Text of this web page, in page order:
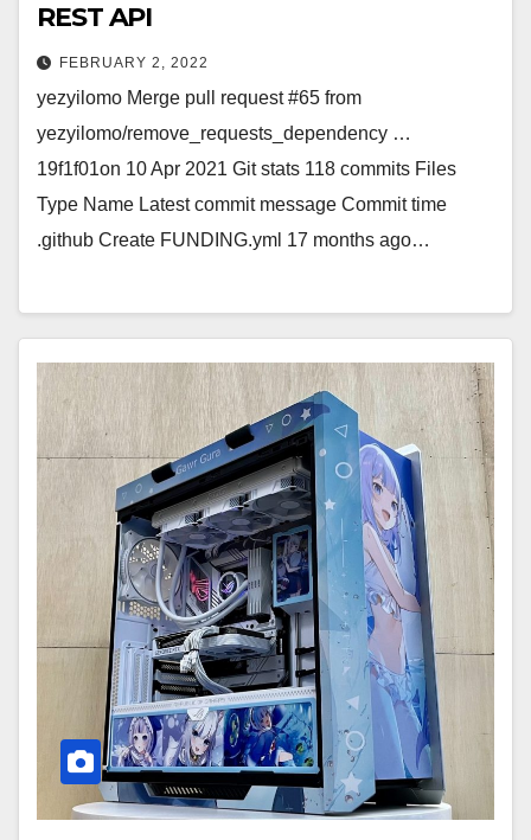
REST API
FEBRUARY 2, 2022
yezyilomo Merge pull request #65 from
yezyilomo/remove_requests_dependency …
19f1f01on 10 Apr 2021 Git stats 118 commits Files
Type Name Latest commit message Commit time
.github Create FUNDING.yml 17 months ago…